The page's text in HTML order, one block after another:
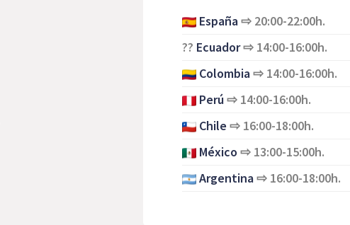
España⇨ 20:00-22:00h.
?? Ecuador⇨ 14:00-16:00h.
Colombia⇨ 14:00-16:00h.
Perú⇨ 14:00-16:00h.
Chile ⇨ 16:00-18:00h.
México ⇨ 13:00-15:00h.
Argentina⇨ 16:00-18:00h.